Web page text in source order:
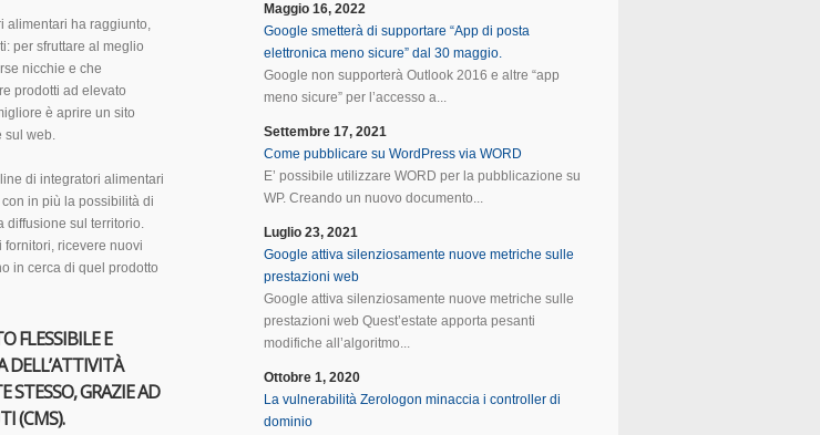
alimentari ha raggiunto,
per sfruttare al meglio
nicchie e che
prodotti ad elevato
è aprire un sito
sul web.
di integratori alimentari
in più la possibilità di
diffusione sul territorio.
ricevere nuovi
in cerca di quel prodotto
FLESSIBILE E
DELL’ATTIVITÀ
STESSO, GRAZIE AD
(CMS).
Maggio 16, 2022
Google smetterà di supportare “App di posta
elettronica meno sicure” dal 30 maggio.
Google non supporterà Outlook 2016 e altre “app
meno sicure” per l’accesso a...
Settembre 17, 2021
Come pubblicare su WordPress via WORD
E’ possibile utilizzare WORD per la pubblicazione su
WP. Creando un nuovo documento...
Luglio 23, 2021
Google attiva silenziosamente nuove metriche sulle
prestazioni web
Google attiva silenziosamente nuove metriche sulle
prestazioni web Quest’estate apporta pesanti
modifiche all’algoritmo...
Ottobre 1, 2020
La vulnerabilità Zerologon minaccia i controller di
dominio